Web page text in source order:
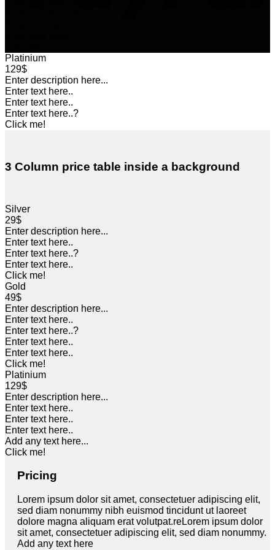
Platinium
129$
Enter description here...
Enter text here..
Enter text here..
Enter text here..?
Click me!
3 Column price table inside a background
Silver
29$
Enter description here...
Enter text here..
Enter text here..?
Enter text here..
Click me!
Gold
49$
Enter description here...
Enter text here..
Enter text here..?
Enter text here..
Enter text here..
Click me!
Platinium
129$
Enter description here...
Enter text here..
Enter text here..
Enter text here..
Add any text here...
Click me!
Pricing
Lorem ipsum dolor sit amet, consectetuer adipiscing elit,
sed diam nonummy nibh euismod tincidunt ut laoreet
dolore magna aliquam erat volutpat.reLorem ipsum dolor
sit amet, consectetuer adipiscing elit, sed diam nonummy.
Add any text here